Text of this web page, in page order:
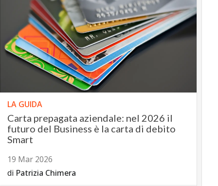
LA GUIDA
Carta prepagata aziendale: nel 2026 il
futuro del Business è la carta di debito
Smart
19 Mar 2026
di Patrizia Chimera